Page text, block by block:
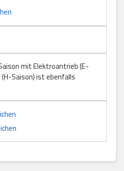
mit Elektroantrieb (E-
Saison) ist ebenfalls